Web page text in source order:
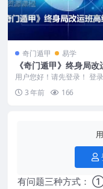
奇门遁甲 易学
《奇门遁甲》终身局改
级班 37集
用户您好！请先登录！ 登
《奇门遁甲》终身局改运班
37集 Y23...
3 年前 166
有问题三种方式：